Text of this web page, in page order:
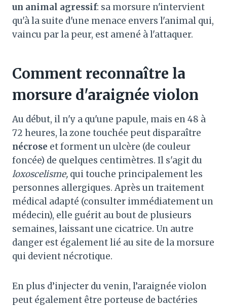
un animal agressif: sa morsure n'intervient
qu'à la suite d'une menace envers l'animal qui,
vaincu par la peur, est amené à l'attaquer.
Comment reconnaître la
morsure d'araignée violon
Au début, il n'y a qu'une papule, mais en 48 à
72 heures, la zone touchée peut disparaître
nécrose et forment un ulcère (de couleur
foncée) de quelques centimètres. Il s'agit du
loxoscelisme, qui touche principalement les
personnes allergiques. Après un traitement
médical adapté (consulter immédiatement un
médecin), elle guérit au bout de plusieurs
semaines, laissant une cicatrice. Un autre
danger est également lié au site de la morsure
qui devient nécrotique.
En plus d’injecter du venin, l’araignée violon
peut également être porteuse de bactéries